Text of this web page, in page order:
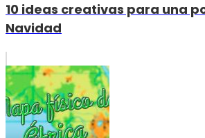
10 ideas creativas para una
Navidad